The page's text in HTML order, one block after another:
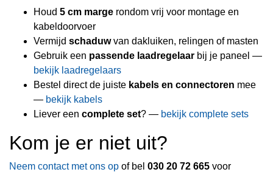
Houd 5 cm marge rondom vrij voor montage en
kabeldoorvoer
Vermijd schaduwvan dakluiken, relingen of masten
Gebruik een passende laadregelaar bij je paneel —
bekijk laadregelaars
Bestel direct de juiste kabels en connectoren mee
— bekijk kabels
Liever een complete set? — bekijk complete sets
Kom je er niet uit?
Neem contact met ons op of bel 030 20 72 665 voor